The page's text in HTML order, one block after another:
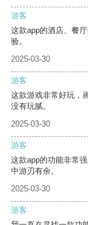
游客
这款app的酒店、餐
验。
2025-03-30
游客
这款游戏非常好玩，
没有玩腻。
2025-03-30
游客
这款app的功能非常
中游刃有余。
2025-03-30
游客